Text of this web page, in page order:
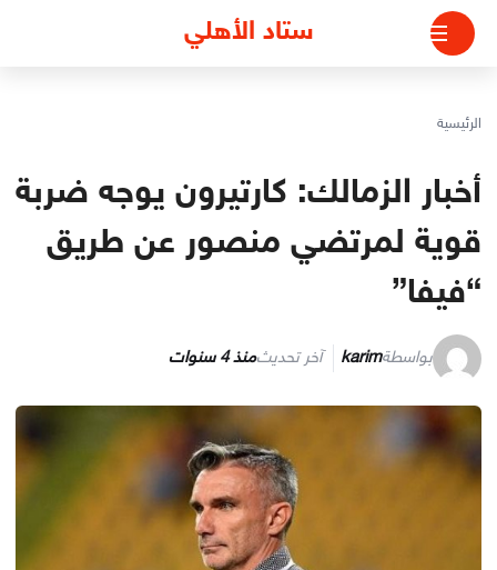
التجاوز
المحتوى
ستاد الأهلي
الرئيسية
أخبار الزمالك: كارتيرون يوجه ضربة
قوية لمرتضي منصور عن طريق
“فيفا”
بواسطةkarim آخر تحديثمنذ 4 سنوات